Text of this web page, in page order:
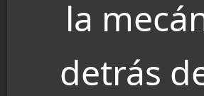
la
detrás